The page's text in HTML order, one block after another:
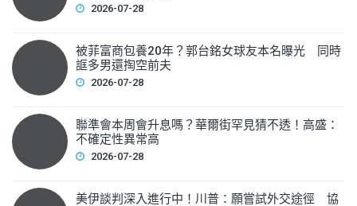
2026-07-28
被菲富商包養20年？郭台銘女球友本名曝光 同時
誆多男還掏空前夫
2026-07-28
聯準會本周會升息嗎？華爾街罕見猜不透！高盛：
不確定性異常高
2026-07-28
美伊談判深入進行中！川普：願嘗試外交途徑 協